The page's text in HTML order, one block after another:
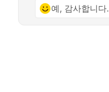
예, 감사합니다.